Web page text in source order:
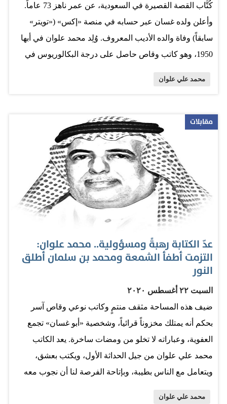
كُتَّاب القصة القصيرة في السعودية، عن عمر ناهز 73 عاماً.
وأعلن ولده غسان عبر حسابه في منصة «إكس» («تويتر»
سابقاً) وفاة والده الأديب المعروف. وُلِد محمد علوان في أبها
1950، وهو كاتب وقاص حاصل على درجة البكالوريوس في
الإعلام وشغل منصب وكيل الوزارة لشؤون الإعلام الداخلي.
نشر الراحل 6 مجموعات قصصية، وأشرف على الصفحات
الثقافية في كل من مجلة «اليمامة» وصحيفة «الرياض» لعدة
سنوات، كما شارك في أمسيات قصصية في الأندية الأدبية،
وجمعية الثقافة الفنون، وهو عضو مؤسس بـ«مؤسسة عسير
للصحافة والنشر». وأبرز مؤلفاته: «الخبز والصمت» (قصص
قصيرة) صدرت عن «دار المريخ» عام 1397هـ - 1977م.
في الرياض عام 1403هـ - 1983م. «دامسة» (قصص قصيرة)
صدرت عن نادي أبها الأدبي عام 1419هـ - 1998م. «هاتف»
2014م. «ذاكرة الوطن» (مجموعة مقالات) صدرت عام
1414هـ. «إحداهن» (مجموعة قصصية) صدرت عن النادي
الأدبي بالرياض عام 1439هـ - 2019م. «طائر العِشا» (مجموعة
قصصية) صدرت عن «دار…
محمد علي علوان
مقابلات
عدّ الكتابة رهبةً ومسؤولية.. محمد علوان:
التزمت أطفأ الشمعة ومحمد بن سلمان أطلق
النور
السبت ٢٢ أغسطس ٢٠٢٠
ضيف هذه المساحة مثقف منتمٍ وكاتب نوعي وقاص آسر
بحكم أنه يمتلك مخزوناً قرائياً، وشخصية «أبو غسان» تجمع
العفوية، وعباراته لا تخلو من ومضات ساخرة. يعد الكاتب
محمد علي علوان من جيل الحداثة الأول، ويكتب بعشق،
ويتعامل مع الناس بطيبة، وبإتاحة الفرصة لنا أن نجوب معه
محمد علي علوان